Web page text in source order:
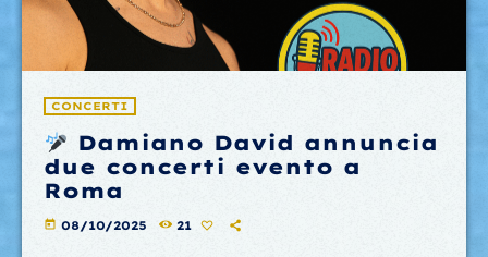
CONCERTI
Damiano David annuncia
due concerti evento a
Roma
today 08/10/2025 21